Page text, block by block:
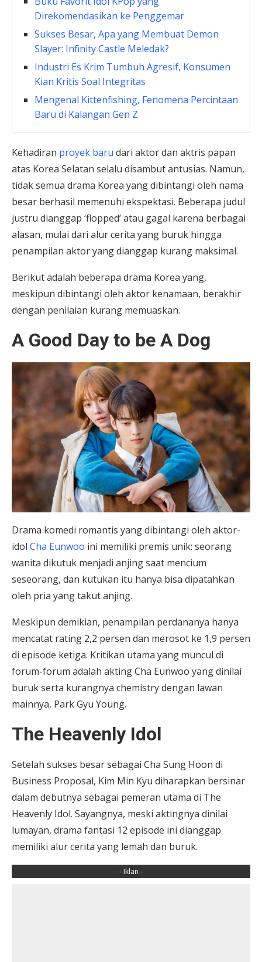
Direkomendasikan ke Penggemar
Sukses Besar, Apa yang Membuat Demon
Slayer: Infinity Castle Meledak?
Industri Es Krim Tumbuh Agresif, Konsumen
Kian Kritis Soal Integritas
Mengenal Kittenfishing, Fenomena Percintaan
Baru di Kalangan Gen Z
Kehadiran proyek baru dari aktor dan aktris papan
atas Korea Selatan selalu disambut antusias. Namun,
tidak semua drama Korea yang dibintangi oleh nama
besar berhasil memenuhi ekspektasi. Beberapa judul
justru dianggap ‘flopped’ atau gagal karena berbagai
alasan, mulai dari alur cerita yang buruk hingga
penampilan aktor yang dianggap kurang maksimal.
Berikut adalah beberapa drama Korea yang,
meskipun dibintangi oleh aktor kenamaan, berakhir
dengan penilaian kurang memuaskan.
A Good Day to be A Dog
Drama komedi romantis yang dibintangi oleh aktor-
idol Cha Eunwoo ini memiliki premis unik: seorang
wanita dikutuk menjadi anjing saat mencium
seseorang, dan kutukan itu hanya bisa dipatahkan
oleh pria yang takut anjing.
Meskipun demikian, penampilan perdananya hanya
mencatat rating 2,2 persen dan merosot ke 1,9 persen
di episode ketiga. Kritikan utama yang muncul di
forum-forum adalah akting Cha Eunwoo yang dinilai
buruk serta kurangnya chemistry dengan lawan
mainnya, Park Gyu Young.
The Heavenly Idol
Setelah sukses besar sebagai Cha Sung Hoon di
Business Proposal, Kim Min Kyu diharapkan bersinar
dalam debutnya sebagai pemeran utama di The
Heavenly Idol. Sayangnya, meski aktingnya dinilai
lumayan, drama fantasi 12 episode ini dianggap
memiliki alur cerita yang lemah dan buruk.
- Iklan -